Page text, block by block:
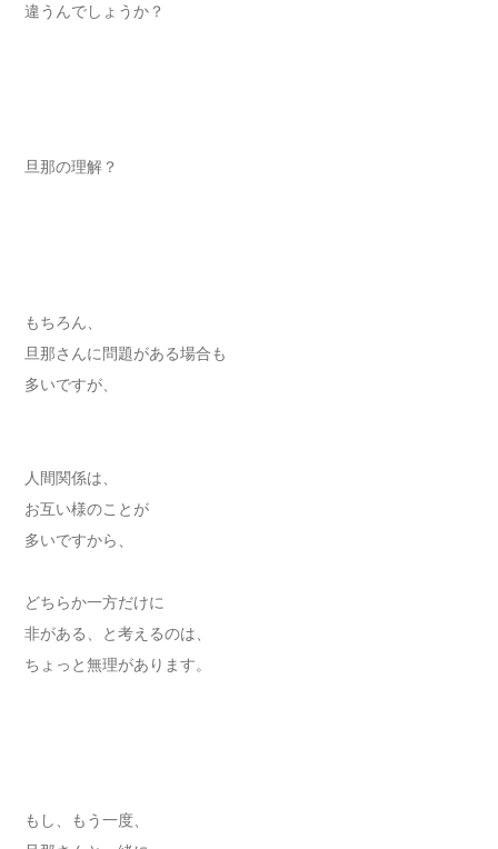
違うんでしょうか？
旦那の理解？
もちろん、
旦那さんに問題がある場合も
多いですが、
人間関係は、
お互い様のことが
多いですから、
どちらか一方だけに
非がある、と考えるのは、
ちょっと無理があります。
もし、もう一度、